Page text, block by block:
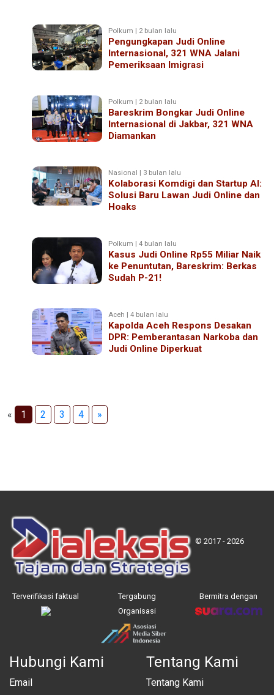
Polkum | 2 bulan lalu
Pengungkapan Judi Online
Internasional, 321 WNA Jalani
Pemeriksaan Imigrasi
Polkum | 2 bulan lalu
Bareskrim Bongkar Judi Online
Internasional di Jakbar, 321 WNA
Diamankan
Nasional | 3 bulan lalu
Kolaborasi Komdigi dan Startup AI:
Solusi Baru Lawan Judi Online dan
Hoaks
Polkum | 4 bulan lalu
Kasus Judi Online Rp55 Miliar Naik
ke Penuntutan, Bareskrim: Berkas
Sudah P-21!
Aceh | 4 bulan lalu
Kapolda Aceh Respons Desakan
DPR: Pemberantasan Narkoba dan
Judi Online Diperkuat
« 1 2 3 4 »
© 2017 - 2026
Terverifikasi faktual
Tergabung
Organisasi
Bermitra dengan
Hubungi Kami
Email
Tentang Kami
Tentang Kami